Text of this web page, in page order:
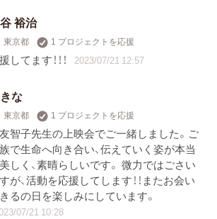
裕治
東京都 1 プロジェクトを応援
してます！！！ 2023/07/21 12:57
な
東京都 1 プロジェクトを応援
智子先生の上映会でご一緒しました。ご
で生命へ向き合い、伝えていく姿が本当
しく、素晴らしいです。 微力ではごさい
が、活動を応援してします！！またお会い
るの日を楽しみにしています。
07/21 10:28